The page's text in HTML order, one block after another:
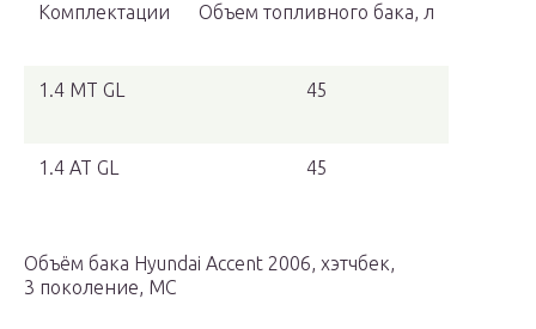
Комплектации Объем топливного бака, л
1.4 MT GL 45
1.4 AT GL 45
Объём бака Hyundai Accent 2006, хэтчбек,
3 поколение, MC